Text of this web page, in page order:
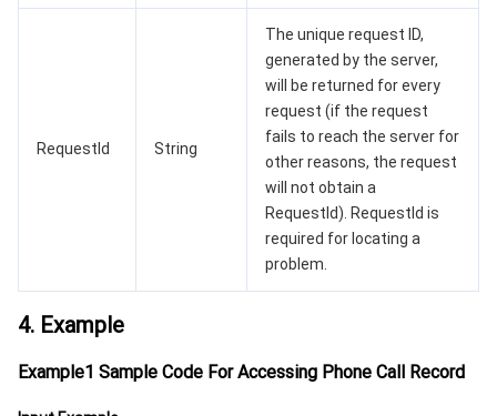
智能预问诊
智能顾问
操作审计
云原生构建
云开发 CloudBase
监控与运维
云拨测
腾讯云命令行工具
腾讯专有云企业版 TCE
腾讯云数据库
RequestId String
The unique request ID,
generated by the server,
will be returned for every
request (if the request
fails to reach the server for
other reasons, the request
will not obtain a
RequestId). RequestId is
required for locating a
problem.
4. Example
Example1 Sample Code For Accessing Phone Call Record